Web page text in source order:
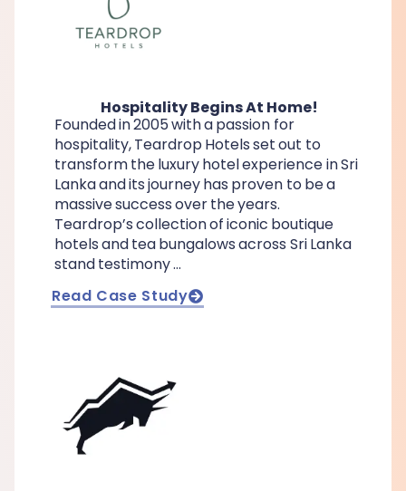
Hospitality Begins At Home!
Founded in 2005 with a passion for
hospitality, Teardrop Hotels set out to
transform the luxury hotel experience in Sri
Lanka and its journey has proven to be a
massive success over the years.
Teardrop’s collection of iconic boutique
hotels and tea bungalows across Sri Lanka
stand testimony …
Read Case Study